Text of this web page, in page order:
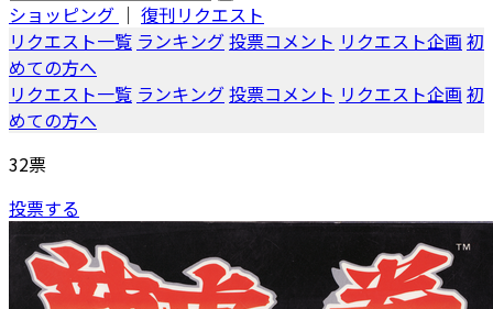
ショッピング ｜ 復刊リクエスト
リクエスト一覧 ランキング投票コメント リクエスト企画 初
めての方へ
リクエスト一覧 ランキング投票コメント リクエスト企画 初
めての方へ
32票
投票する